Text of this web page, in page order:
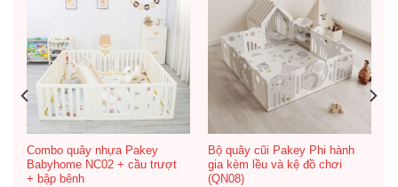
– Có nhiều mẫu mã, kích thước linh hoạt
Combo quây nhựa Pakey
Babyhome NC02 + cầu trượt
+ bập bênh
Bộ quây cũi Pakey Phi hành
gia kèm lều và kệ đồ chơi
(QN08)